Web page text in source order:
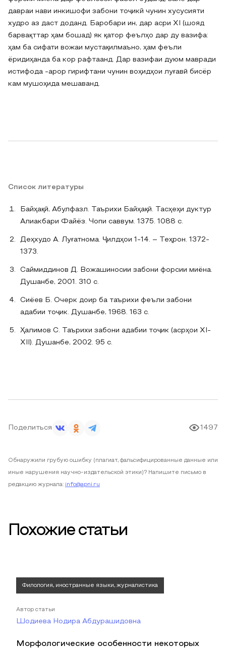
давраи нави инкишофи забони тоҷикӣ чунин хусусияти
худро аз даст доданд. Баробари ин, дар асри XI (шояд
барвақттар ҳам бошад) як қатор феълҳо дар ду вазифа:
ҳам ба сифати вожаи мустақилмаъно, ҳам феъли
ёридиҳанда ба кор рафтаанд. Дар вазифаи дуюм мавради
истифода ‐арор гирифтани чунин воҳидҳои луғавӣ бисёр
кам мушоҳида мешаванд.
Список литературы
Байҳақӣ, Абулфазл. Таърихи Байҳақӣ. Тасҳеҳи дуктур
Алиакбари Файёз. Чопи саввум. 1375. 1088 с.
Деҳхудо А. Луғатнома. Ҷилдҳои 1-14. – Теҳрон. 1372-
1373.
Саймиддинов Д. Вожашиносии забони форсии миёна.
Душанбе, 2001. 310 с.
Сиёев Б. Очерк доир ба таърихи феъли забони
адабии тоҷик. Душанбе, 1968. 163 с.
Ҳалимов С. Таърихи забони адабии тоҷик (асрҳои ХI-
ХII). Душанбе, 2002. 95 с.
Поделиться 1497
Обнаружили грубую ошибку (плагиат, фальсифицированные данные или
иные нарушения научно-издательской этики)? Напишите письмо в
редакцию журнала: info@apni.ru
Похожие статьи
Филология, иностранные языки, журналистика
Автор статьи
Шодиева Нодира Абдурашидовна
Морфологические особенности некоторых